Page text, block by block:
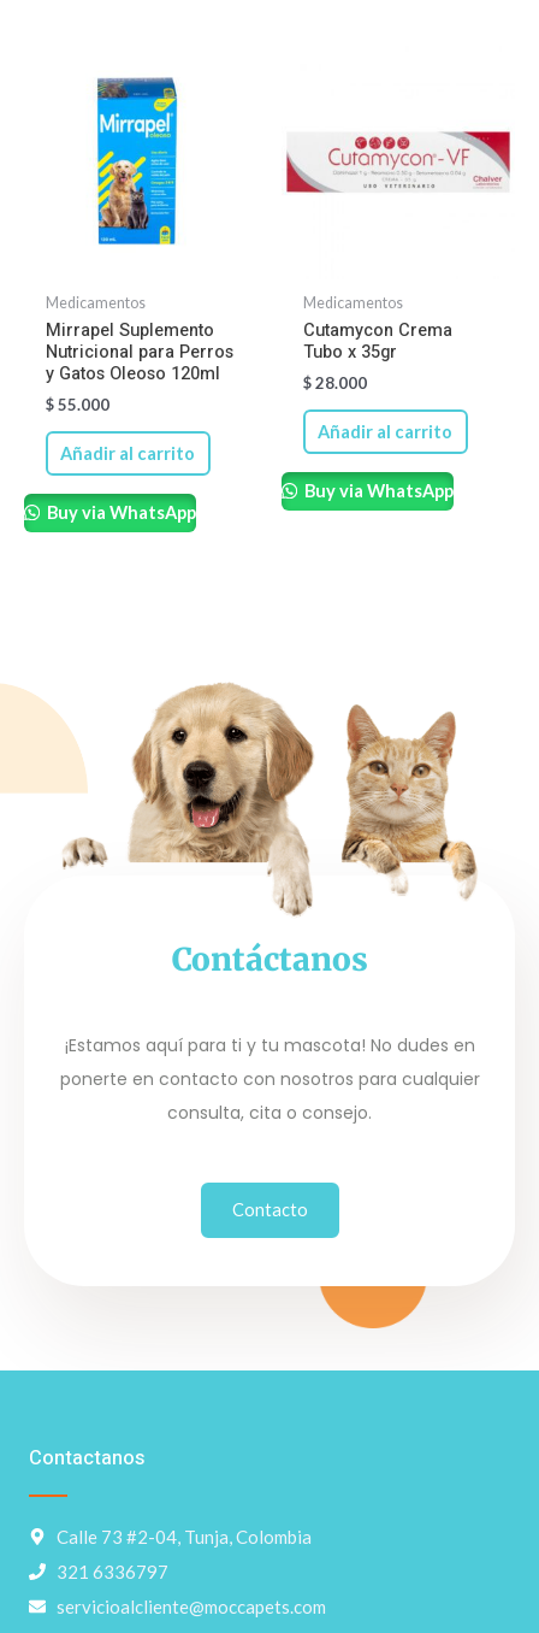
Medicamentos
Mirrapel Suplemento
Nutricional para Perros
y Gatos Oleoso 120ml
$55.000
Añadir al carrito
Buy via WhatsApp
Medicamentos
Cutamycon Crema
Tubo x 35gr
$28.000
Añadir al carrito
Buy via WhatsApp
Contáctanos
¡Estamos aquí para ti y tu mascota! No dudes en
ponerte en contacto con nosotros para cualquier
consulta, cita o consejo.
Contacto
Contactanos
Calle 73 #2-04, Tunja, Colombia
321 6336797
servicioalcliente@moccapets.com